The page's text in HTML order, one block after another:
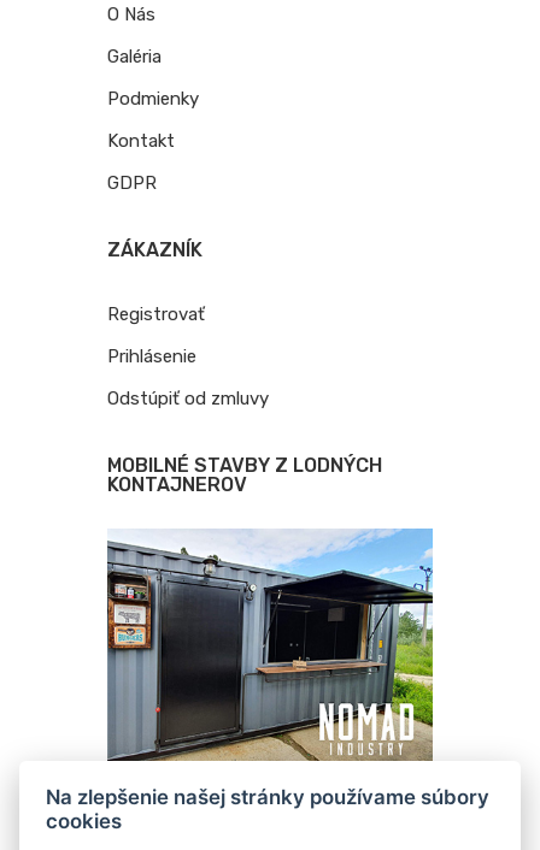
O Nás
Galéria
Podmienky
Kontakt
GDPR
ZÁKAZNÍK
Registrovať
Prihlásenie
Odstúpiť od zmluvy
MOBILNÉ STAVBY Z LODNÝCH
KONTAJNEROV
Na zlepšenie našej stránky používame súbory
cookies